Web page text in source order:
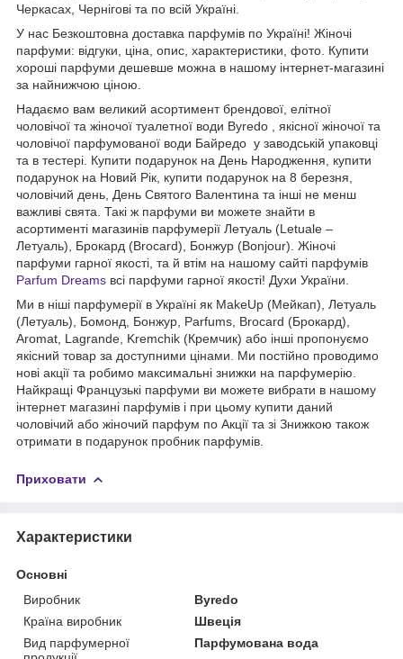
Черкасах, Чернігові та по всій Україні.
У нас Безкоштовна доставка парфумів по Україні! Жіночі
парфуми: відгуки, ціна, опис, характеристики, фото. Купити
хороші парфуми дешевше можна в нашому інтернет-магазині
за найнижчою ціною.
Надаємо вам великий асортимент брендової, елітної
чоловічої та жіночої туалетної води Byredo , якісної жіночої та
чоловічої парфумованої води Байредо у заводській упаковці
та в тестері. Купити подарунок на День Народження, купити
подарунок на Новий Рік, купити подарунок на 8 березня,
чоловічий день, День Святого Валентина та інші не менш
важливі свята. Такі ж парфуми ви можете знайти в
асортименті магазинів парфумерії Летуаль (Letuale –
Летуаль), Брокард (Brocard), Бонжур (Bonjour). Жіночі
парфуми гарної якості, та й втім на нашому сайті парфумів
Parfum Dreams всі парфуми гарної якості! Духи України.
Ми в ніші парфумерії в Україні як MakeUp (Мейкап), Летуаль
(Летуаль), Бомонд, Бонжур, Parfums, Brocard (Брокард),
Aromat, Lagrande, Kremchik (Кремчик) або інші пропонуємо
якісний товар за доступними цінами. Ми постійно проводимо
нові акції та робимо максимальні знижки на парфумерію.
Найкращі Французькі парфуми ви можете вибрати в нашому
інтернет магазині парфумів і при цьому купити даний
чоловічий або жіночий парфум по Акції та зі Знижкою також
отримати в подарунок пробник парфумів.
Приховати
Характеристики
Основні
Виробник
Byredo
Країна виробник
Швеція
Вид парфумерної
Парфумована вода